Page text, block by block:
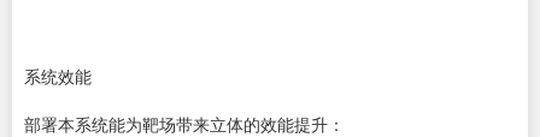
系统效能
部署本系统能为靶场带来立体的效能提升：